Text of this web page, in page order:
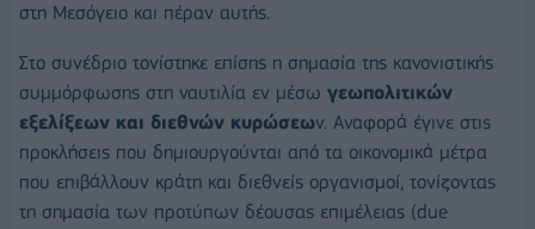
στη Μεσόγειο και πέραν αυτής.
Στο συνέδριο τονίστηκε επίσης η σημασία της κανονιστικής
συμμόρφωσης στη ναυτιλία εν μέσω γεωπολιτικών
εξελίξεων και διεθνών κυρώσεων. Αναφορά έγινε στις
προκλήσεις που δημιουργούνται από τα οικονομικά μέτρα
που επιβάλλουν κράτη και διεθνείς οργανισμοί, τονίζοντας
τη σημασία των προτύπων δέουσας επιμέλειας (due